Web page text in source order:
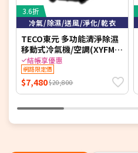
3.6折
冷氣/除濕/送風/淨化/乾衣
TECO東元 多功能清淨除濕
移動式冷氣機/空調(XYFMP-
1701FC)
結帳享優惠
網路限定價
$7,480$20,800